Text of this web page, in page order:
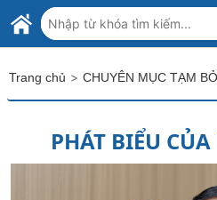
Skip to Main Content
BỘ NGOẠI GIAO VIỆT NAM
MINISTRY OF FOREIGN
Trang chủ > CHUYÊN MỤC TẠM BỎ
PHÁT BIỂU